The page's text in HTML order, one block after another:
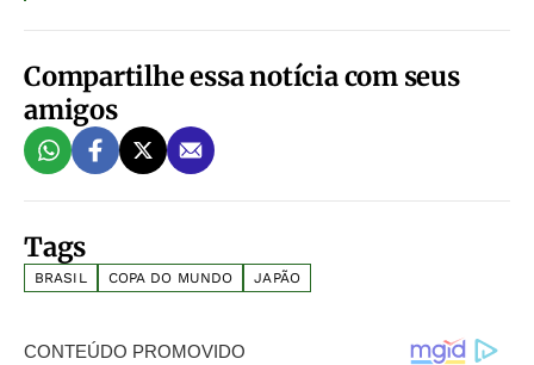
Compartilhe essa notícia com seus
amigos
Tags
BRASIL COPA DO MUNDO JAPÃO